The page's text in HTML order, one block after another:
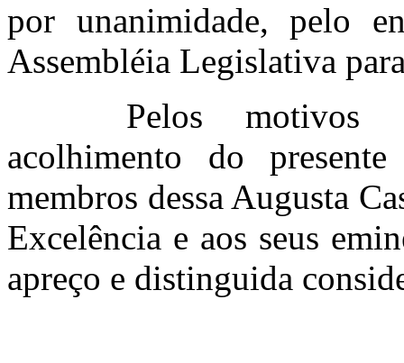
por unanimidade, pelo
Assembléia Legislativa
Pelos motivos
acolhimento do
membros dessa Augusta
Excelência e aos seus
apreço e distinguida